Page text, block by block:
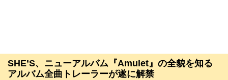
SHE’S、ニューアルバム『Amulet』の全貌を知る
アルバム全曲トレーラーが遂に解禁